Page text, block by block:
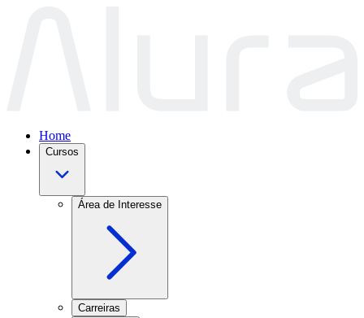
Home
Cursos
Área de Interesse
Carreiras